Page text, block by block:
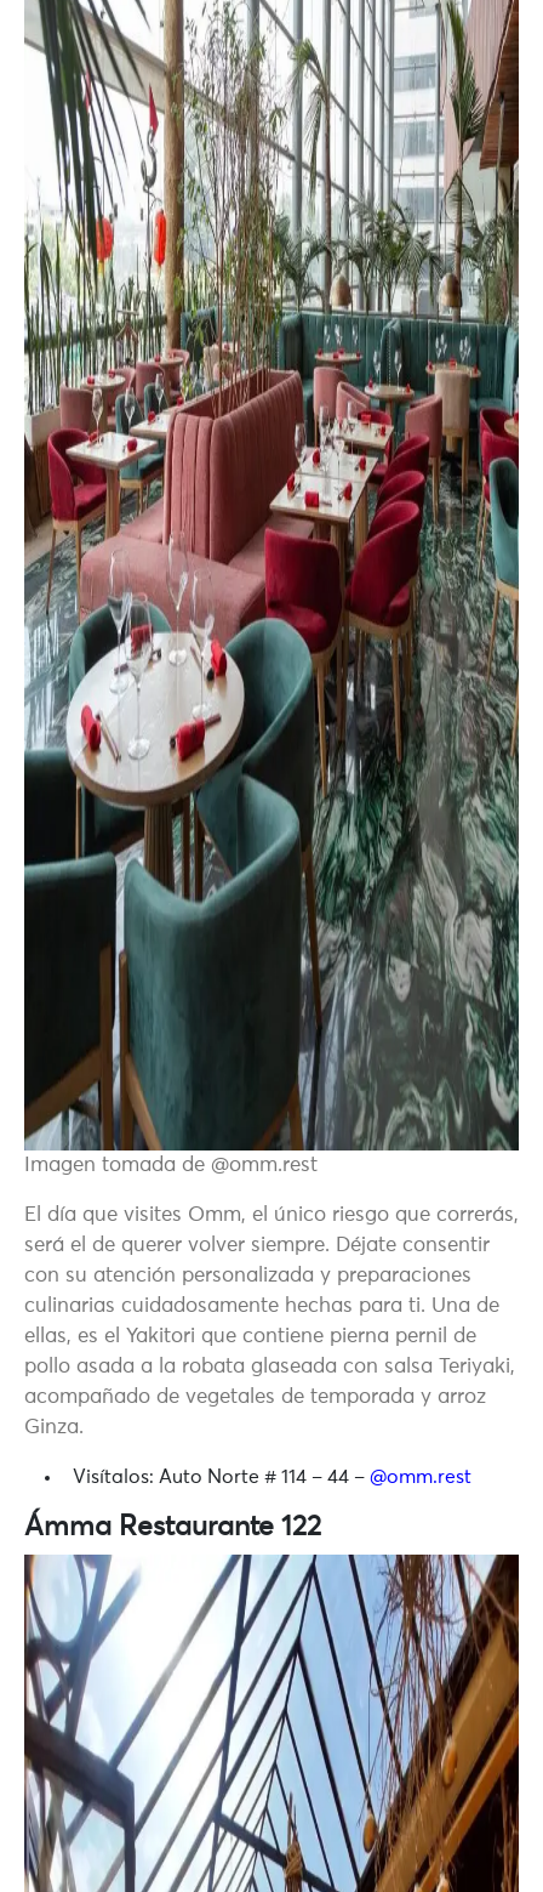
Imagen tomada de @omm.rest
El día que visites Omm, el único riesgo que correrás,
será el de querer volver siempre. Déjate consentir
con su atención personalizada y preparaciones
culinarias cuidadosamente hechas para ti. Una de
ellas, es el Yakitori que contiene pierna pernil de
pollo asada a la robata glaseada con salsa Teriyaki,
acompañado de vegetales de temporada y arroz
Ginza.
Visítalos: Auto Norte # 114 – 44 – @omm.rest
Ámma Restaurante 122